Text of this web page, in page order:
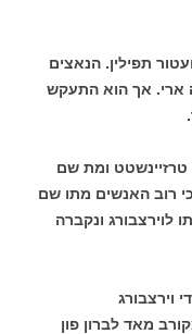
תפילין. הנאצים
ארי. אך הוא התעקש
טרזיינשטט ומת שם
רוב האנשים מתו שם
לוירצבורג ונקברה
וירצבורג
מאד לברון פון